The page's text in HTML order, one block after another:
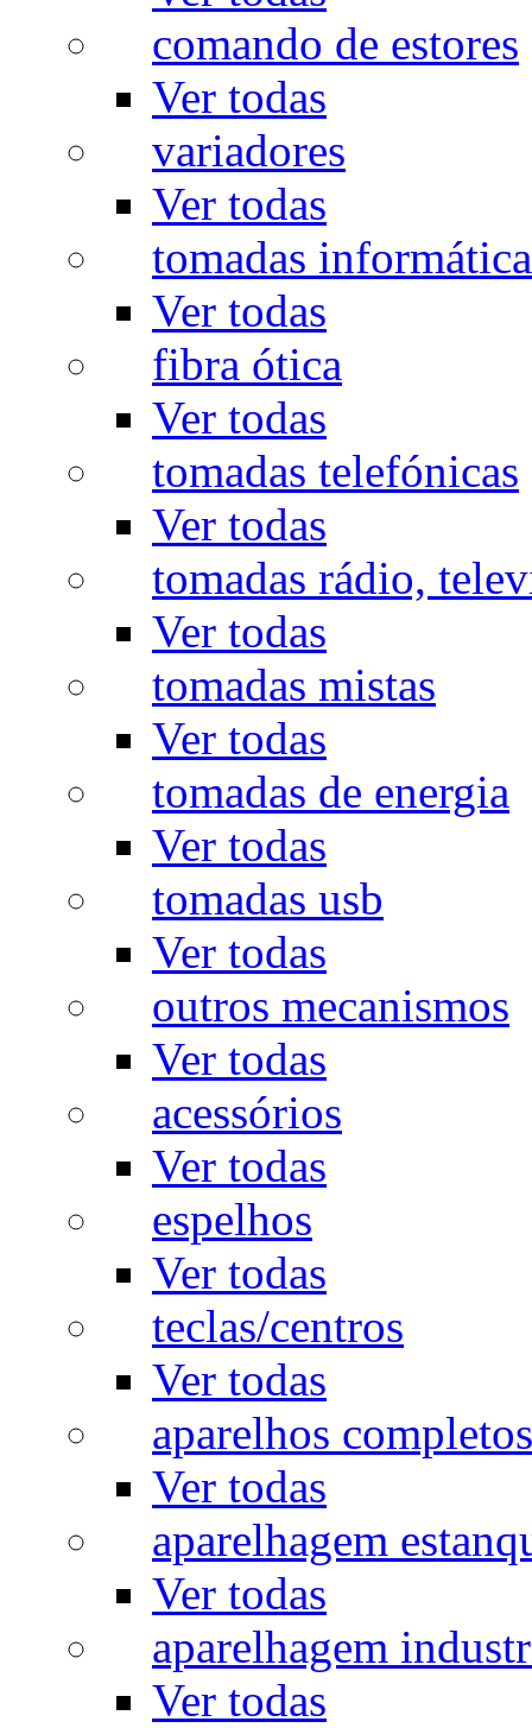
comando de estores
Ver todas
variadores
Ver todas
tomadas
Ver todas
fibra ótica
Ver todas
tomadas telefónicas
Ver todas
tomadas rádio,
Ver todas
tomadas mistas
Ver todas
tomadas de energia
Ver todas
tomadas usb
Ver todas
outros mecanismos
Ver todas
acessórios
Ver todas
espelhos
Ver todas
teclas/centros
Ver todas
aparelhos completos
Ver todas
aparelhagem
Ver todas
aparelhagem
Ver todas